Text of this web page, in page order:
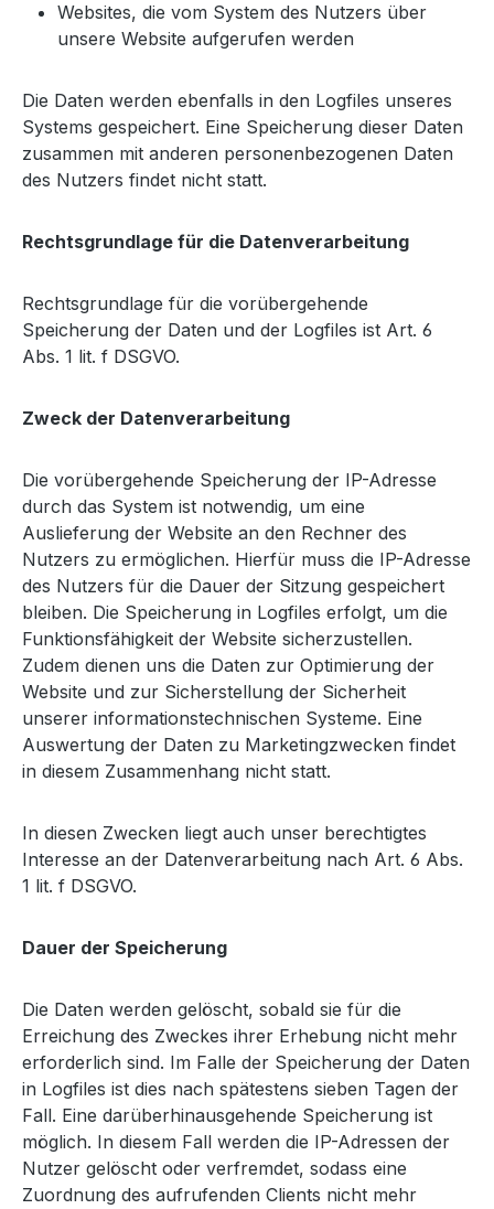
Websites, die vom System des Nutzers über
unsere Website aufgerufen werden
Die Daten werden ebenfalls in den Logfiles unseres
Systems gespeichert. Eine Speicherung dieser Daten
zusammen mit anderen personenbezogenen Daten
des Nutzers findet nicht statt.
Rechtsgrundlage für die Datenverarbeitung
Rechtsgrundlage für die vorübergehende
Speicherung der Daten und der Logfiles ist Art. 6
Abs. 1 lit. f DSGVO.
Zweck der Datenverarbeitung
Die vorübergehende Speicherung der IP-Adresse
durch das System ist notwendig, um eine
Auslieferung der Website an den Rechner des
Nutzers zu ermöglichen. Hierfür muss die IP-Adresse
des Nutzers für die Dauer der Sitzung gespeichert
bleiben. Die Speicherung in Logfiles erfolgt, um die
Funktionsfähigkeit der Website sicherzustellen.
Zudem dienen uns die Daten zur Optimierung der
Website und zur Sicherstellung der Sicherheit
unserer informationstechnischen Systeme. Eine
Auswertung der Daten zu Marketingzwecken findet
in diesem Zusammenhang nicht statt.
In diesen Zwecken liegt auch unser berechtigtes
Interesse an der Datenverarbeitung nach Art. 6 Abs.
1 lit. f DSGVO.
Dauer der Speicherung
Die Daten werden gelöscht, sobald sie für die
Erreichung des Zweckes ihrer Erhebung nicht mehr
erforderlich sind. Im Falle der Speicherung der Daten
in Logfiles ist dies nach spätestens sieben Tagen der
Fall. Eine darüberhinausgehende Speicherung ist
möglich. In diesem Fall werden die IP-Adressen der
Nutzer gelöscht oder verfremdet, sodass eine
Zuordnung des aufrufenden Clients nicht mehr